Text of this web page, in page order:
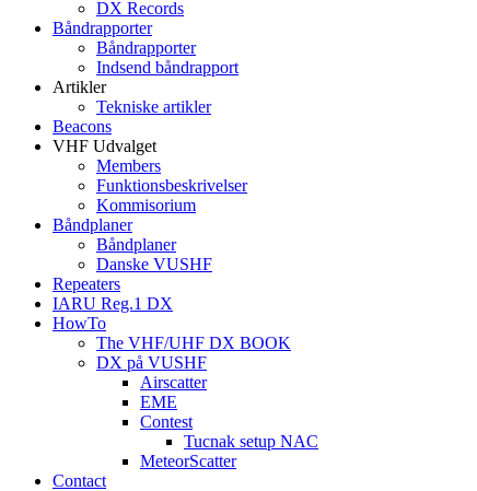
DX Records
Båndrapporter
Båndrapporter
Indsend båndrapport
Artikler
Tekniske artikler
Beacons
VHF Udvalget
Members
Funktionsbeskrivelser
Kommisorium
Båndplaner
Båndplaner
Danske VUSHF
Repeaters
IARU Reg.1 DX
HowTo
The VHF/UHF DX BOOK
DX på VUSHF
Airscatter
EME
Contest
Tucnak setup NAC
MeteorScatter
Contact